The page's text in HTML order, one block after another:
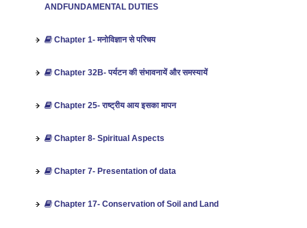
ANDFUNDAMENTAL DUTIES
Chapter 1- मनोविज्ञान से परिचय
Chapter 32B- पर्यटन की संभावनायें और समस्‍यायें
Chapter 25- राष्‍ट्रीय आय इसका मापन
Chapter 8- Spiritual Aspects
Chapter 7- Presentation of data
Chapter 17- Conservation of Soil and Land